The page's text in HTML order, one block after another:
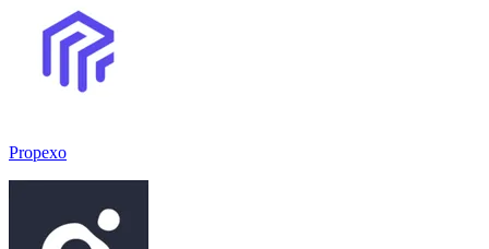
Propexo